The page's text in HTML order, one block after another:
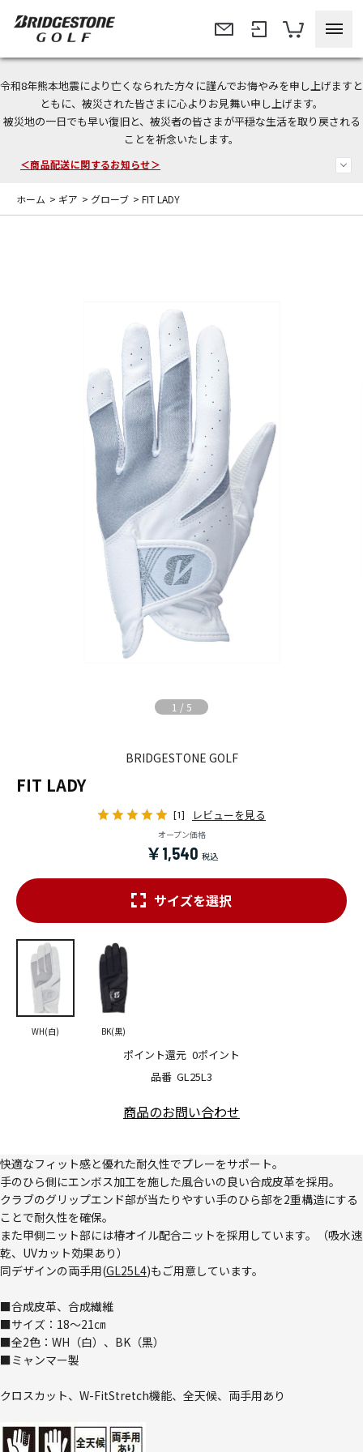
令和8年熊本地震により亡くなられた方々に謹んでお悔やみを申し上げますと
ともに、被災された皆さまに心よりお見舞い申し上げます。
被災地の一日でも早い復旧と、被災者の皆さまが平穏な生活を取り戻される
ことを祈念いたします。
＜夏季休暇中のご注文・発送・お問い合わせ＞
今なら新規会員登録で1,000円OFFクーポンプレゼント！
＜商品配送に関するお知らせ＞
ホーム > ギア > グローブ > FIT LADY
1 / 5
BRIDGESTONE GOLF
FIT LADY
[1] レビューを見る
オープン価格
￥1,540
品番 GL25L3
ポイント還元 0ポイント
サイズを選択
WH(白) BK(黒)
商品のお問い合わせ
快適なフィット感と優れた耐久性でプレーをサポート。
手のひら側にエンボス加工を施した風合いの良い合成皮革を採用。
クラブのグリップエンド部が当たりやすい手のひら部を2重構造にする
ことで耐久性を確保。
また甲側ニット部には椿オイル配合ニットを採用しています。（吸水速
乾、UVカット効果あり）
同デザインの両手用(GL25L4)もご用意しています。
■合成皮革、合成繊維
■サイズ：18～21㎝
■全2色：WH（白）、BK（黒）
■ミャンマー製
クロスカット、W-FitStretch機能、全天候、両手用あり